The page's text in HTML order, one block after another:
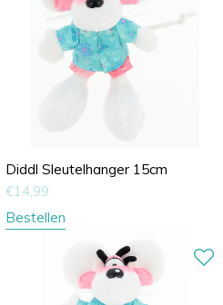
Diddl Sleutelhanger 15cm
€14,99
Bestellen